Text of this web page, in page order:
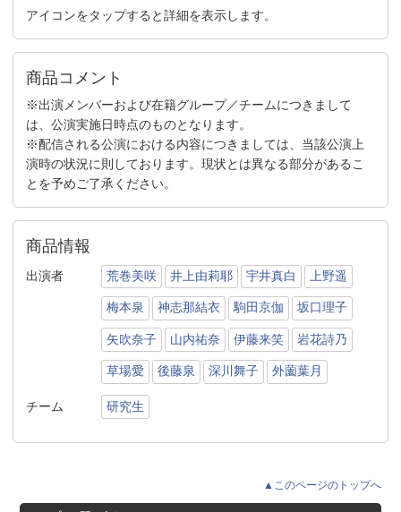
アイコンをタップすると詳細を表示します。
商品コメント
※出演メンバーおよび在籍グループ／チームにつきまして
は、公演実施日時点のものとなります。
※配信される公演における内容につきましては、当該公演上
演時の状況に則しております。現状とは異なる部分があるこ
とを予めご了承ください。
商品情報
出演者 荒巻美咲 井上由莉耶 宇井真白 上野遥
梅本泉 神志那結衣 駒田京伽 坂口理子
矢吹奈子 山内祐奈 伊藤来笑 岩花詩乃
草場愛 後藤泉 深川舞子 外薗葉月
チーム 研究生
▲このページのトップへ